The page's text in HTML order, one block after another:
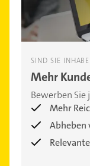
SIND SIE
Mehr
Bewerben Sie
Mehr
Abheben